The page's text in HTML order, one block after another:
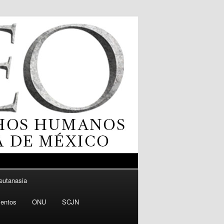
ONU SCJN